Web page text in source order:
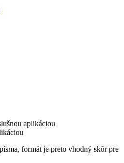
aplikáciou
formát je preto vhodný skôr pre